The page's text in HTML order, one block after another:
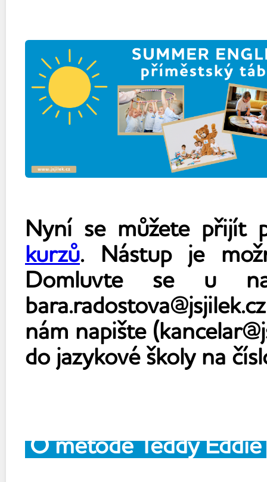
Nyní se můžete přijít
kurzů. Nástup je
Domluvte se u
nám napište
do jazykové školy na
O metodě Teddy Eddie